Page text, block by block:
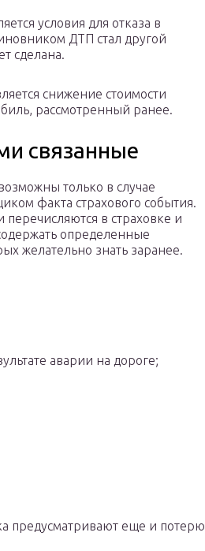
условия для отказа в
ДТП стал другой
сделана.
снижение стоимости
рассмотренный ранее.
связанные
только в случае
факта страхового события.
перечисляются в страховке и
определенные
желательно знать заранее.
аварии на дороге;
предусматривают еще и потерю